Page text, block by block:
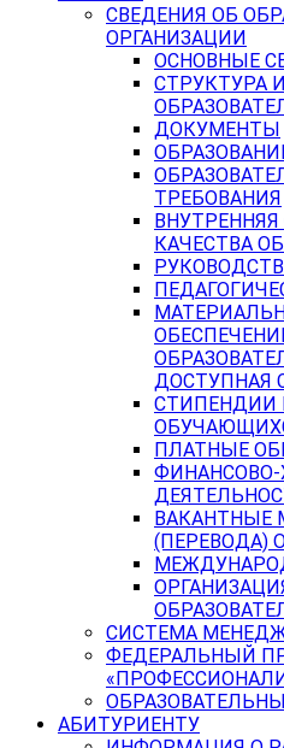
СВЕДЕНИЯ ОБ
ОРГАНИЗАЦИИ
ОСНОВНЫЕ
СТРУКТУРА
ДОКУМЕНТЫ
ТРЕБОВАНИЯ
КАЧЕСТВА
ДОСТУПНАЯ
ПЛАТНЫЕ
ФИНАНСОВО-
ВАКАНТНЫЕ
(ПЕРЕВОДА)
СИСТЕМА
ФЕДЕРАЛЬНЫЙ
АБИТУРИЕНТУ